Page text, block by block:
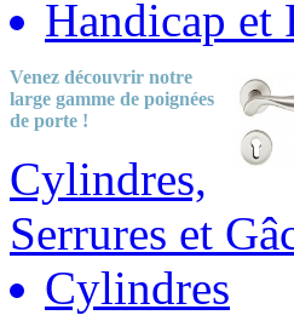
Handicap et
Venez découvrir notre
large gamme de poignées
de porte !
Cylindres,
Serrures et
Cylindres